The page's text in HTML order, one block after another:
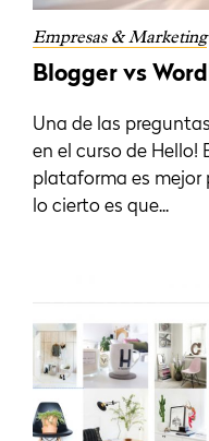
Empresas & Marketing
Blogger vs
Una de las
en el curso de Hello!
plataforma es mejor
lo cierto es que...